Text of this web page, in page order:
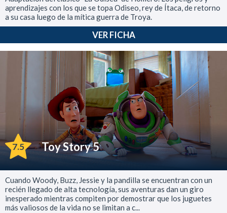
aprendizajes con los que se topa Odiseo, rey de Ítaca, de retorno
a su casa luego de la mítica guerra de Troya.
VER FICHA
7.5 Toy Story 5
Cuando Woody, Buzz, Jessie y la pandilla se encuentran con un
recién llegado de alta tecnología, sus aventuras dan un giro
inesperado mientras compiten por demostrar que los juguetes
más valiosos de la vida no se limitan a c...